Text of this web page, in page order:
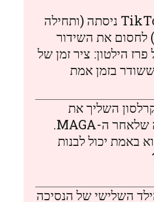
איך TikTok ניסתה (ותחילה
לחסום את השידור
הילטון: ציר זמן של
בזמן אמת
השליך את
הכפפה שלאחר ה-MAGA.
באמת יכול לבנות
השלישי של הנסיכה